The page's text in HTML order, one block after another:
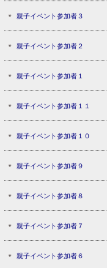
親子イベント参加者３
親子イベント参加者２
親子イベント参加者１
親子イベント参加者１１
親子イベント参加者１０
親子イベント参加者９
親子イベント参加者８
親子イベント参加者７
親子イベント参加者６